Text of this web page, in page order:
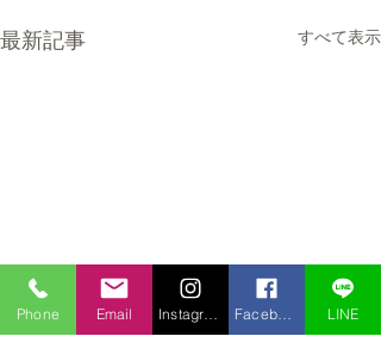
最新記事 すべて表示
Phone Email LINE